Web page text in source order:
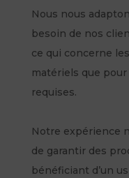
Nous nous
besoin de nos
ce qui concerne
matériels que
requises.
Notre expérience
de garantir des
bénéficiant d’un